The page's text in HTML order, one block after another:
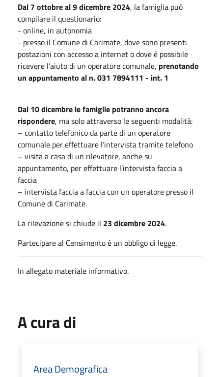
Dal 7 ottobre al 9 dicembre 2024, la famiglia può
compilare il questionario:
- online, in autonomia
- presso il Comune di Carimate, dove sono presenti
postazioni con accesso a internet o dove è possibile
ricevere l’aiuto di un operatore comunale, prenotando
un appuntamento al n. 031 7894111 - int. 1
Dal 10 dicembre le famiglie potranno ancora
rispondere, ma solo attraverso le seguenti modalità:
– contatto telefonico da parte di un operatore
comunale per effettuare l’intervista tramite telefono
– visita a casa di un rilevatore, anche su
appuntamento, per effettuare l’intervista faccia a
faccia
– intervista faccia a faccia con un operatore presso il
Comune di Carimate.
La rilevazione si chiude il 23 dicembre 2024.
Partecipare al Censimento è un obbligo di legge.
In allegato materiale informativo.
A cura di
Area Demografica